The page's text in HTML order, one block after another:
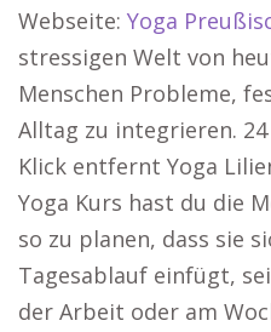
Webseite: Yoga
stressigen Welt von
Menschen Probleme,
Alltag zu integrieren.
Klick entfernt Yoga
Yoga Kurs hast du die
so zu planen, dass sie
Tagesablauf einfügt,
der Arbeit oder am